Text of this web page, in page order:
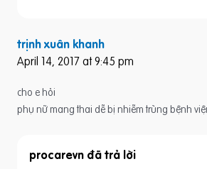
trịnh xuân khanh
April 14, 2017 at 9:45 pm
cho e hỏi
phụ nữ mang thai dễ bị nhiễm trùng bệnh
procarevn